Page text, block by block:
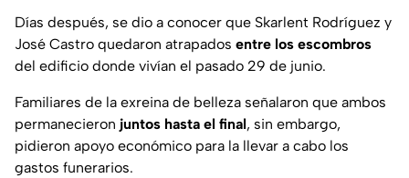
Días después, se dio a conocer que Skarlent Rodríguez y
José Castro quedaron atrapados entre los escombros
del edificio donde vivían el pasado 29 de junio.
Familiares de la exreina de belleza señalaron que ambos
permanecieron juntos hasta el final, sin embargo,
pidieron apoyo económico para la llevar a cabo los
gastos funerarios.